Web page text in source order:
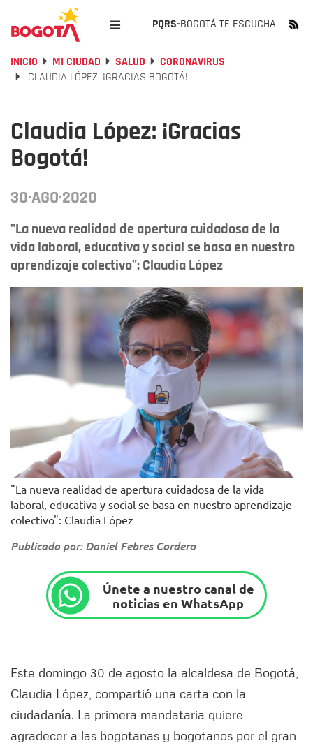
PQRS-BOGOTÁ TE ESCUCHA
INICIO MI CIUDAD SALUD
CORONAVIRUS
CLAUDIA LÓPEZ: ¡GRACIAS BOGOTÁ!
Claudia López: ¡Gracias
Bogotá!
30·AGO·2020
"La nueva realidad de apertura cuidadosa de la
vida laboral, educativa y social se basa en nuestro
aprendizaje colectivo": Claudia López
"La nueva realidad de apertura cuidadosa de la vida
laboral, educativa y social se basa en nuestro aprendizaje
colectivo": Claudia López
Publicado por: Daniel Febres Cordero
Únete a nuestro canal de
noticias en WhatsApp
Este domingo 30 de agosto la alcaldesa de Bogotá,
Claudia López, compartió una carta con la
ciudadanía. La primera mandataria quiere
agradecer a las bogotanas y bogotanos por el gran